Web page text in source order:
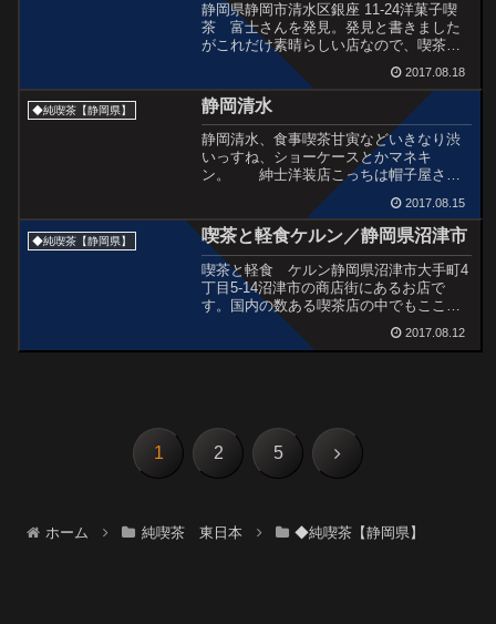
静岡県静岡市清水区銀座 11-24洋菓子喫
茶 富士さんを発見。発見と書きました
がこれだけ素晴らしい店なので、喫茶フ
ァンには有名なのかも。ぼくは現在全く
ネットで喫茶情報を調べないからここも
ラッキーにも巡り逢えた感じです。超ラ
ッキー!まぁちょっ...
2017.08.18
◆純喫茶【静岡県】 静岡清水
静岡清水、食事喫茶甘寅などいきなり渋
いっすね、ショーケースとかマネキ
ン。 紳士洋装店こっちは帽子屋さん
なんだーこれは大きな家具屋さんマダム
と紳士の店アーケード天井ねこちゃんこ
んにちはカフェ レッドシューズさん。
やってなかった。この和食屋さ...
2017.08.15
◆純喫茶【静岡県】 喫茶と軽食ケルン／静岡県沼津市
喫茶と軽食 ケルン静岡県沼津市大手町4
丁目5-14沼津市の商店街にあるお店で
す。国内の数ある喫茶店の中でもここは
とてもお気に入り。2014年にもレポート
したけど2017バージョンをどうぞご覧く
ださい。・・・といってもほとんど変わ
2017.08.12
1 2 5 次
ホーム 純喫茶 東日本 ◆純喫茶【静岡県】